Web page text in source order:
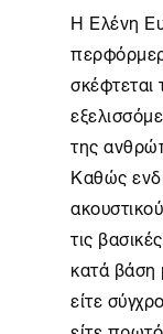
Η Ελένη
της
Καθώς
τις
κατά βάση
είτε